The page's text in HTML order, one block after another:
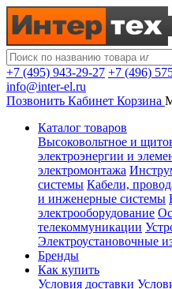
+7 (495) 943-29-27 +7 (496)
info@inter-el.ru
Позвонить Кабинет Корзина
Каталог товаров
Высоковольтное и
электроэнергии и
электромонтажа
системы Кабели,
и инженерные системы
электрооборудование
телекоммуникации
Электроустановочные
Бренды
Как купить
Условия доставки